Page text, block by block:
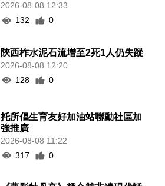
2026-08-08 12:33
132
0
陝西柞水泥石流增至2死1人仍失蹤
2026-08-08 12:20
128
0
托所倡生育友好加油站聯動社區加
強推廣
2026-08-08 11:22
317
0